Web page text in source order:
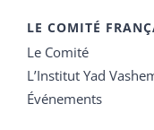
LE COMITÉ
Le Comité
L’Institut Yad
Événements